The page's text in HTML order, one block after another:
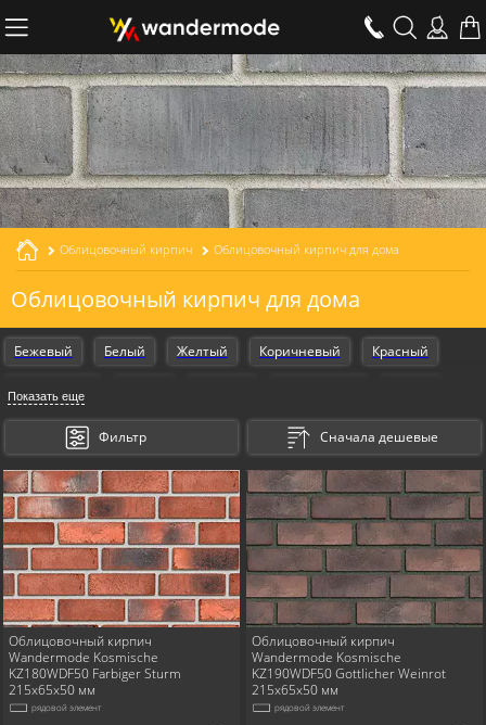
Облицовочный кирпич Облицовочный кирпич для дома
Облицовочный кирпич для дома
Бежевый Белый Желтый Коричневый Красный
Оранжевый
Для наружной отделки
Для стен
Показать еще
Фильтр Сначала дешевые
Облицовочный кирпич
Wandermode Kosmische
KZ180WDF50 Farbiger Sturm
215x65x50 мм
рядовой элемент
Облицовочный кирпич
Wandermode Kosmische
KZ190WDF50 Gottlicher Weinrot
215x65x50 мм
рядовой элемент